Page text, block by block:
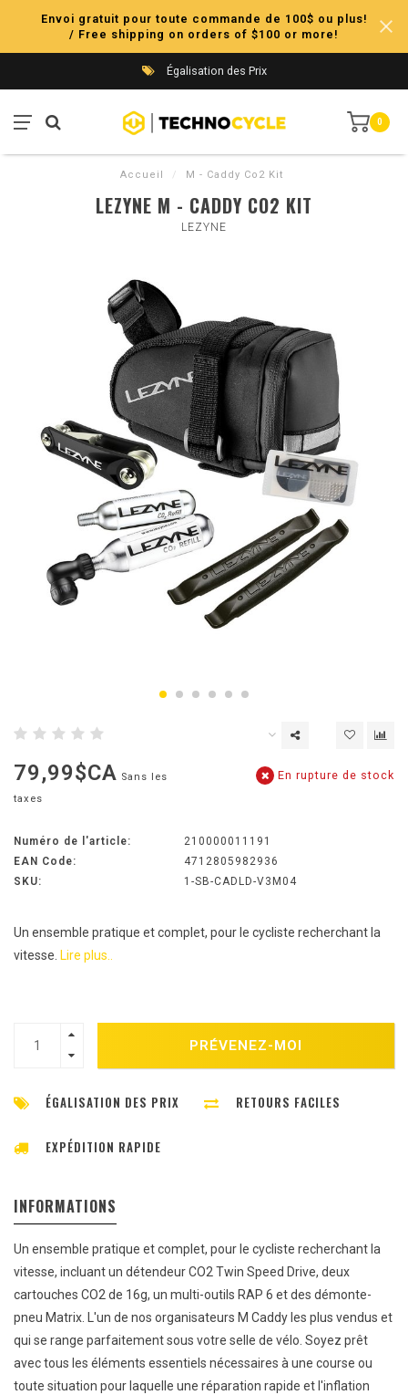
Envoi gratuit pour toute commande de 100$ ou plus!
/ Free shipping on orders of $100 or more!
Égalisation des Prix
0
Accueil / M - Caddy Co2 Kit
LEZYNE M - CADDY CO2 KIT
LEZYNE
79,99$CA Sans les
taxes
En rupture de stock
Numéro de l'article:
210000011191
EAN Code:
4712805982936
SKU:
1-SB-CADLD-V3M04
Un ensemble pratique et complet, pour le cycliste recherchant la
vitesse. Lire plus..
PRÉVENEZ-MOI
ÉGALISATION DES PRIX RETOURS FACILES
EXPÉDITION RAPIDE
INFORMATIONS
Un ensemble pratique et complet, pour le cycliste recherchant la
vitesse, incluant un détendeur CO2 Twin Speed Drive, deux
cartouches CO2 de 16g, un multi-outils RAP 6 et des démonte-
pneu Matrix. L'un de nos organisateurs M Caddy les plus vendus et
qui se range parfaitement sous votre selle de vélo. Soyez prêt
avec tous les éléments essentiels nécessaires à une course ou
toute situation pour laquelle une réparation rapide et l'inflation